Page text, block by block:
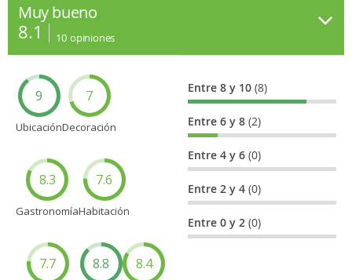
Muy bueno
8.1 10 opiniones
9
Ubicación
7
Decoración
8.3
Gastronomía
7.6
Habitación
7.7 8.8 8.4
Entre 8 y 10(8)
Entre 6 y 8(2)
Entre 4 y 6(0)
Entre 2 y 4(0)
Entre 0 y 2(0)